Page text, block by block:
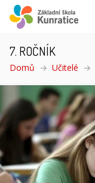
7. ROČNÍK
Domů Učitelé